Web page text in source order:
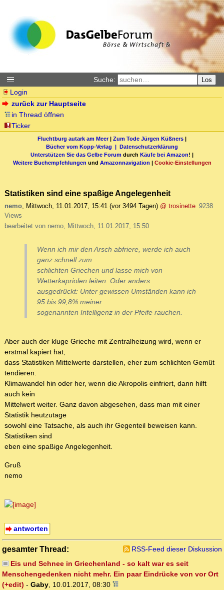
Suche: Los
Login
zurück zur Hauptseite
in Thread öffnen
Ticker
Fluchtburg autark am Meer| Zum Tode Jürgen Küßners |
Bücher vom Kopp-Verlag | Datenschutzerklärung
Unterstützen Sie das Gelbe Forum durch Käufe bei Amazon! |
Weitere Buchempfehlungen und Amazonnavigation | Cookie-Einstellungen
Statistiken sind eine spaßige Angelegenheit
nemo, Mittwoch, 11.01.2017, 15:41 (vor 3494 Tagen) @ trosinette 9238
Views
bearbeitet von nemo, Mittwoch, 11.01.2017, 15:50
Wenn ich mir den Arsch abfriere, werde ich auch
ganz schnell zum
schlichten Griechen und lasse mich von
Wetterkapriolen leiten. Oder anders
ausgedrückt: Unter gewissen Umständen kann ich
95 bis 99,8% meiner
sogenannten Intelligenz in der Pfeife rauchen.
Aber auch der kluge Grieche mit Zentralheizung wird, wenn er
erstmal kapiert hat,
dass Statistiken Mittelwerte darstellen, eher zum schlichten Gemüt
tendieren.
Klimawandel hin oder her, wenn die Akropolis einfriert, dann hilft
auch kein
Mittelwert weiter. Ganz davon abgesehen, dass man mit einer
Statistik heutzutage
sowohl eine Tatsache, als auch ihr Gegenteil beweisen kann.
Statistiken sind
eben eine spaßige Angelegenheit.
Gruß
nemo
antworten
gesamter Thread:
RSS-Feed dieser Diskussion
Eis und Schnee in Griechenland - so kalt war es seit
Menschengedenken nicht mehr. Ein paar Eindrücke von vor Ort
(+edit) - Gaby, 10.01.2017, 08:30